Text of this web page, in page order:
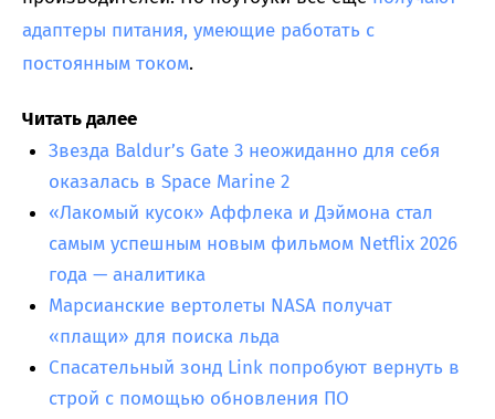
адаптеры питания, умеющие работать с
постоянным током.
Читать далее
Звезда Baldur’s Gate 3 неожиданно для себя
оказалась в Space Marine 2
«Лакомый кусок» Аффлека и Дэймона стал
самым успешным новым фильмом Netflix 2026
года — аналитика
Марсианские вертолеты NASA получат
«плащи» для поиска льда
Спасательный зонд Link попробуют вернуть в
строй с помощью обновления ПО